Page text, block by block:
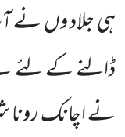
ہی جلاد وں نے
ڈالنے کے
نے اچانک رونا